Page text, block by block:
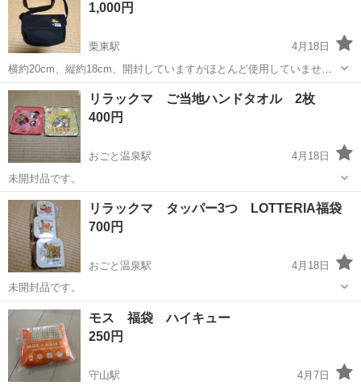
南あわじ市》 人気の工場の...
1,000円
栗東駅
4月18日
横約20cm、縦約18cm、開封していますがほとんど使用していませ
ん。
滋賀 栗東市 栗東駅 ノベルティグッズ
リラックマ ご当地ハンドタオル 2枚
400円
おごと温泉駅
4月18日
未開封品です。
滋賀 栗東市 おごと温泉駅 ノベルティグッズ
ハンドタオル
リラックマ タッパー3つ LOTTERIA福袋
700円
おごと温泉駅
4月18日
未開封品です。
滋賀 栗東市 おごと温泉駅 ノベルティグッズ
モス 福袋 ハイキュー
250円
守山駅
4月7日